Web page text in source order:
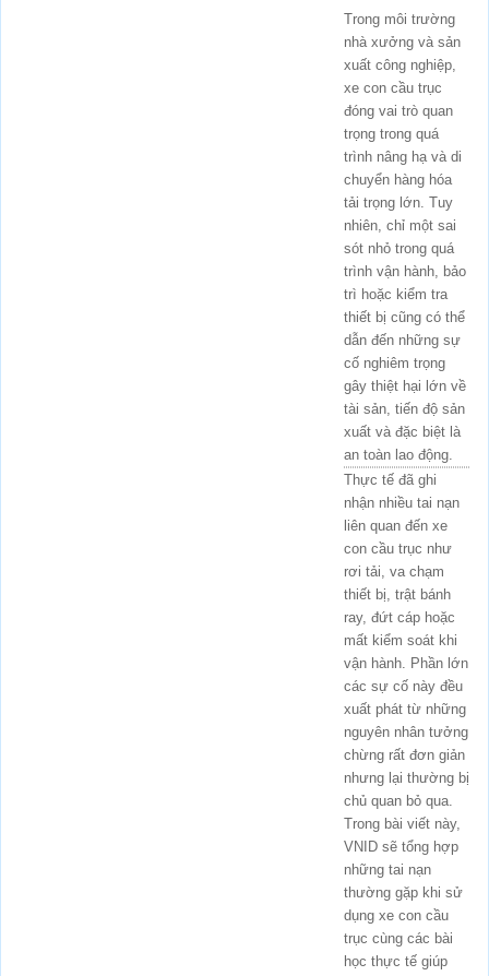
Trong môi trường
nhà xưởng và sản
xuất công nghiệp,
xe con cầu trục
đóng vai trò quan
trọng trong quá
trình nâng hạ và di
chuyển hàng hóa
tải trọng lớn. Tuy
nhiên, chỉ một sai
sót nhỏ trong quá
trình vận hành, bảo
trì hoặc kiểm tra
thiết bị cũng có thể
dẫn đến những sự
cố nghiêm trọng
gây thiệt hại lớn về
tài sản, tiến độ sản
xuất và đặc biệt là
an toàn lao động.
Thực tế đã ghi
nhận nhiều tai nạn
liên quan đến xe
con cầu trục như
rơi tải, va chạm
thiết bị, trật bánh
ray, đứt cáp hoặc
mất kiểm soát khi
vận hành. Phần lớn
các sự cố này đều
xuất phát từ những
nguyên nhân tưởng
chừng rất đơn giản
nhưng lại thường bị
chủ quan bỏ qua.
Trong bài viết này,
VNID sẽ tổng hợp
những tai nạn
thường gặp khi sử
dụng xe con cầu
trục cùng các bài
học thực tế giúp